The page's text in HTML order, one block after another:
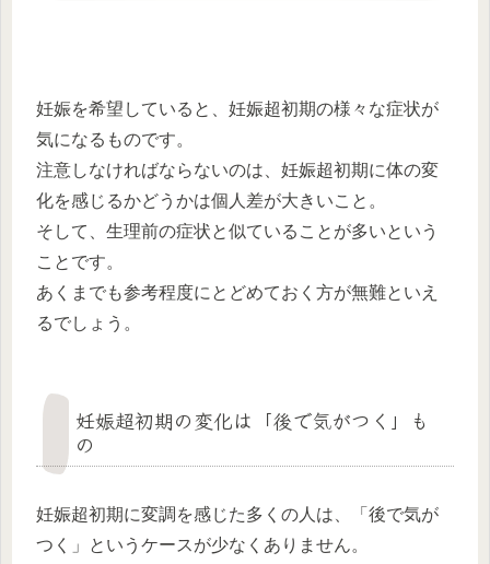
妊娠を希望していると、妊娠超初期の様々な症状が
気になるものです。
注意しなければならないのは、妊娠超初期に体の変
化を感じるかどうかは個人差が大きいこと。
そして、生理前の症状と似ていることが多いという
ことです。
あくまでも参考程度にとどめておく方が無難といえ
るでしょう。
妊娠超初期の変化は「後で気がつく」も
の
妊娠超初期に変調を感じた多くの人は、「後で気が
つく」というケースが少なくありません。